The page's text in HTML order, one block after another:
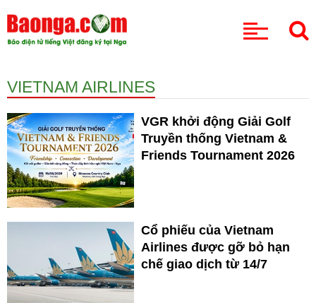
VIETNAM AIRLINES
VGR khởi động Giải Golf
Truyền thống Vietnam &
Friends Tournament 2026
Cổ phiếu của Vietnam
Airlines được gỡ bỏ hạn
chế giao dịch từ 14/7